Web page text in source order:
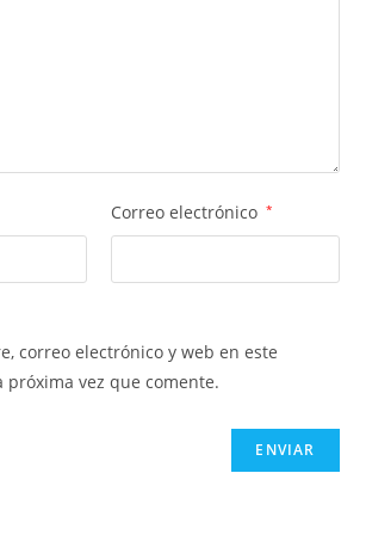
Correo electrónico *
correo electrónico y web en este
próxima vez que comente.